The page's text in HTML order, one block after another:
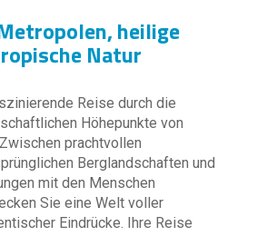
heilige
Natur
Reise durch die
Höhepunkte von
prachtvollen
Berglandschaften und
mit den Menschen
Sie eine Welt voller
Eindrücke. Ihre Reise